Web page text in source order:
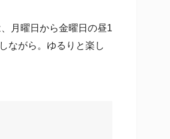
、月曜日から金曜日の昼1
ながら。ゆるりと楽し